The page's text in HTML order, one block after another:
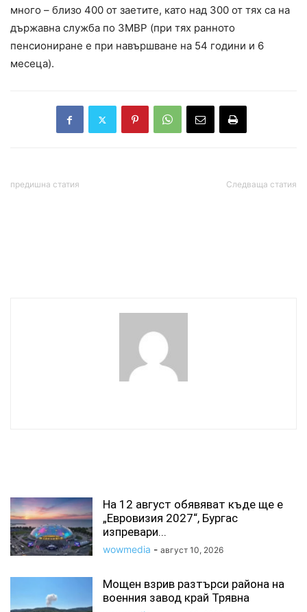
много – близо 400 от заетите, като над 300 от тях са на
държавна служба по ЗМВР (при тях ранното
пенсиониране е при навършване на 54 години и 6
месеца).
предишна статия Следваща статия
На 12 август обявяват къде ще е
„Евровизия 2027“, Бургас
изпревари...
wowmedia - август 10, 2026
Мощен взрив разтърси района на
военния завод край Трявна